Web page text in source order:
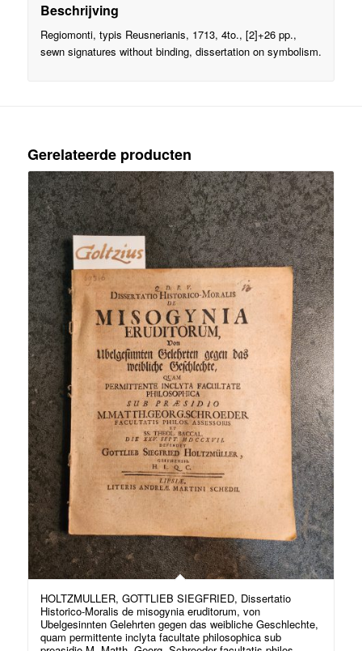
Beschrijving
Regiomonti, typis Reusnerianis, 1713, 4to., [2]+26 pp.,
sewn signatures without binding, dissertation on symbolism.
Gerelateerde producten
HOLTZMULLER, GOTTLIEB SIEGFRIED, Dissertatio
Historico-Moralis de misogynia eruditorum, von
Ubelgesinnten Gelehrten gegen das weibliche Geschlechte,
quam permittente inclyta facultate philosophica sub